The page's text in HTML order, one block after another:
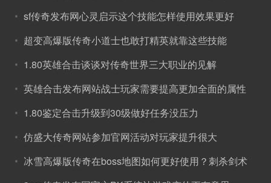
sf传奇发布网心灵启示这个技能怎样使用效果更好
超变高爆版传奇小道士也敢打精英就靠这些技能
1.80英雄合击谈谈对传奇世界三大职业的见解
英雄合击发布网站战士玩家需要提高更加全面的属性
1.80鉴定合击升级到30级做好任务没压力
仿盛大传奇网站参加官网活动对玩家提升很大
冰雪高爆版传奇在boss地图如何更好使用？刺杀剑术